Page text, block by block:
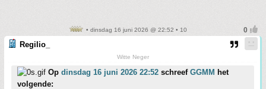
• dinsdag 16 juni 2026 @ 22:52 • 10
Regilio_
Witte Neger
Op dinsdag 16 juni 2026 22:52 schreef GGMM het
volgende: